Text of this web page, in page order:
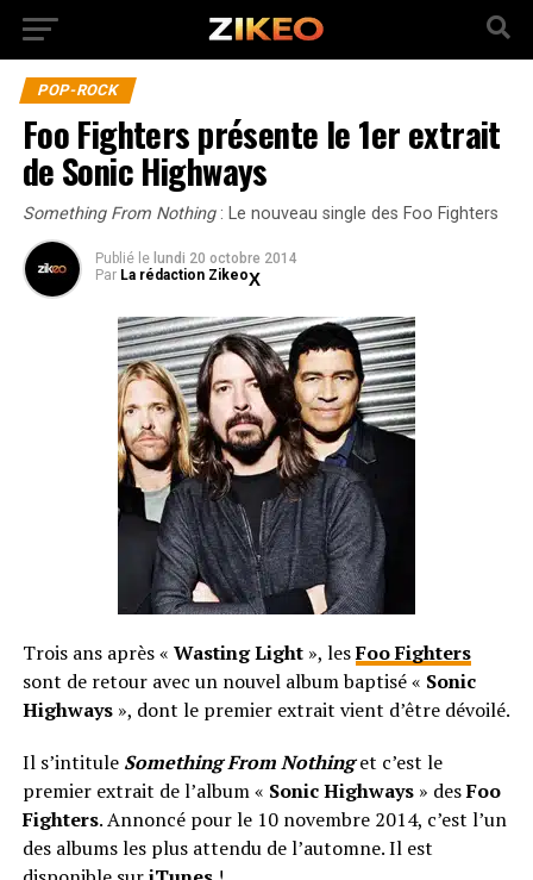
POP-ROCK
Foo Fighters présente le 1er extrait
de Sonic Highways
Something From Nothing: Le nouveau single des Foo Fighters
Publié le lundi 20 octobre 2014
Par La rédaction Zikeo
Trois ans après « Wasting Light», lesFoo Fighters
sont de retour avec un nouvel album baptisé « Sonic
Highways», dont le premier extrait vient d’être dévoilé.
Il s’intitule Something From Nothinget c’est le
premier extrait de l’album « Sonic Highways» desFoo
Fighters. Annoncé pour le 10 novembre 2014, c’est l’un
des albums les plus attendu de l’automne. Il est